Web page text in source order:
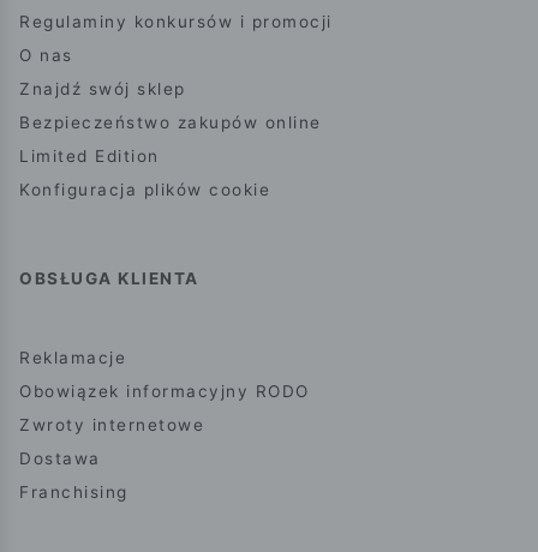
Regulaminy konkursów i promocji
O nas
Znajdź swój sklep
Bezpieczeństwo zakupów online
Limited Edition
Konfiguracja plików cookie
OBSŁUGA KLIENTA
Reklamacje
Obowiązek informacyjny RODO
Zwroty internetowe
Dostawa
Franchising